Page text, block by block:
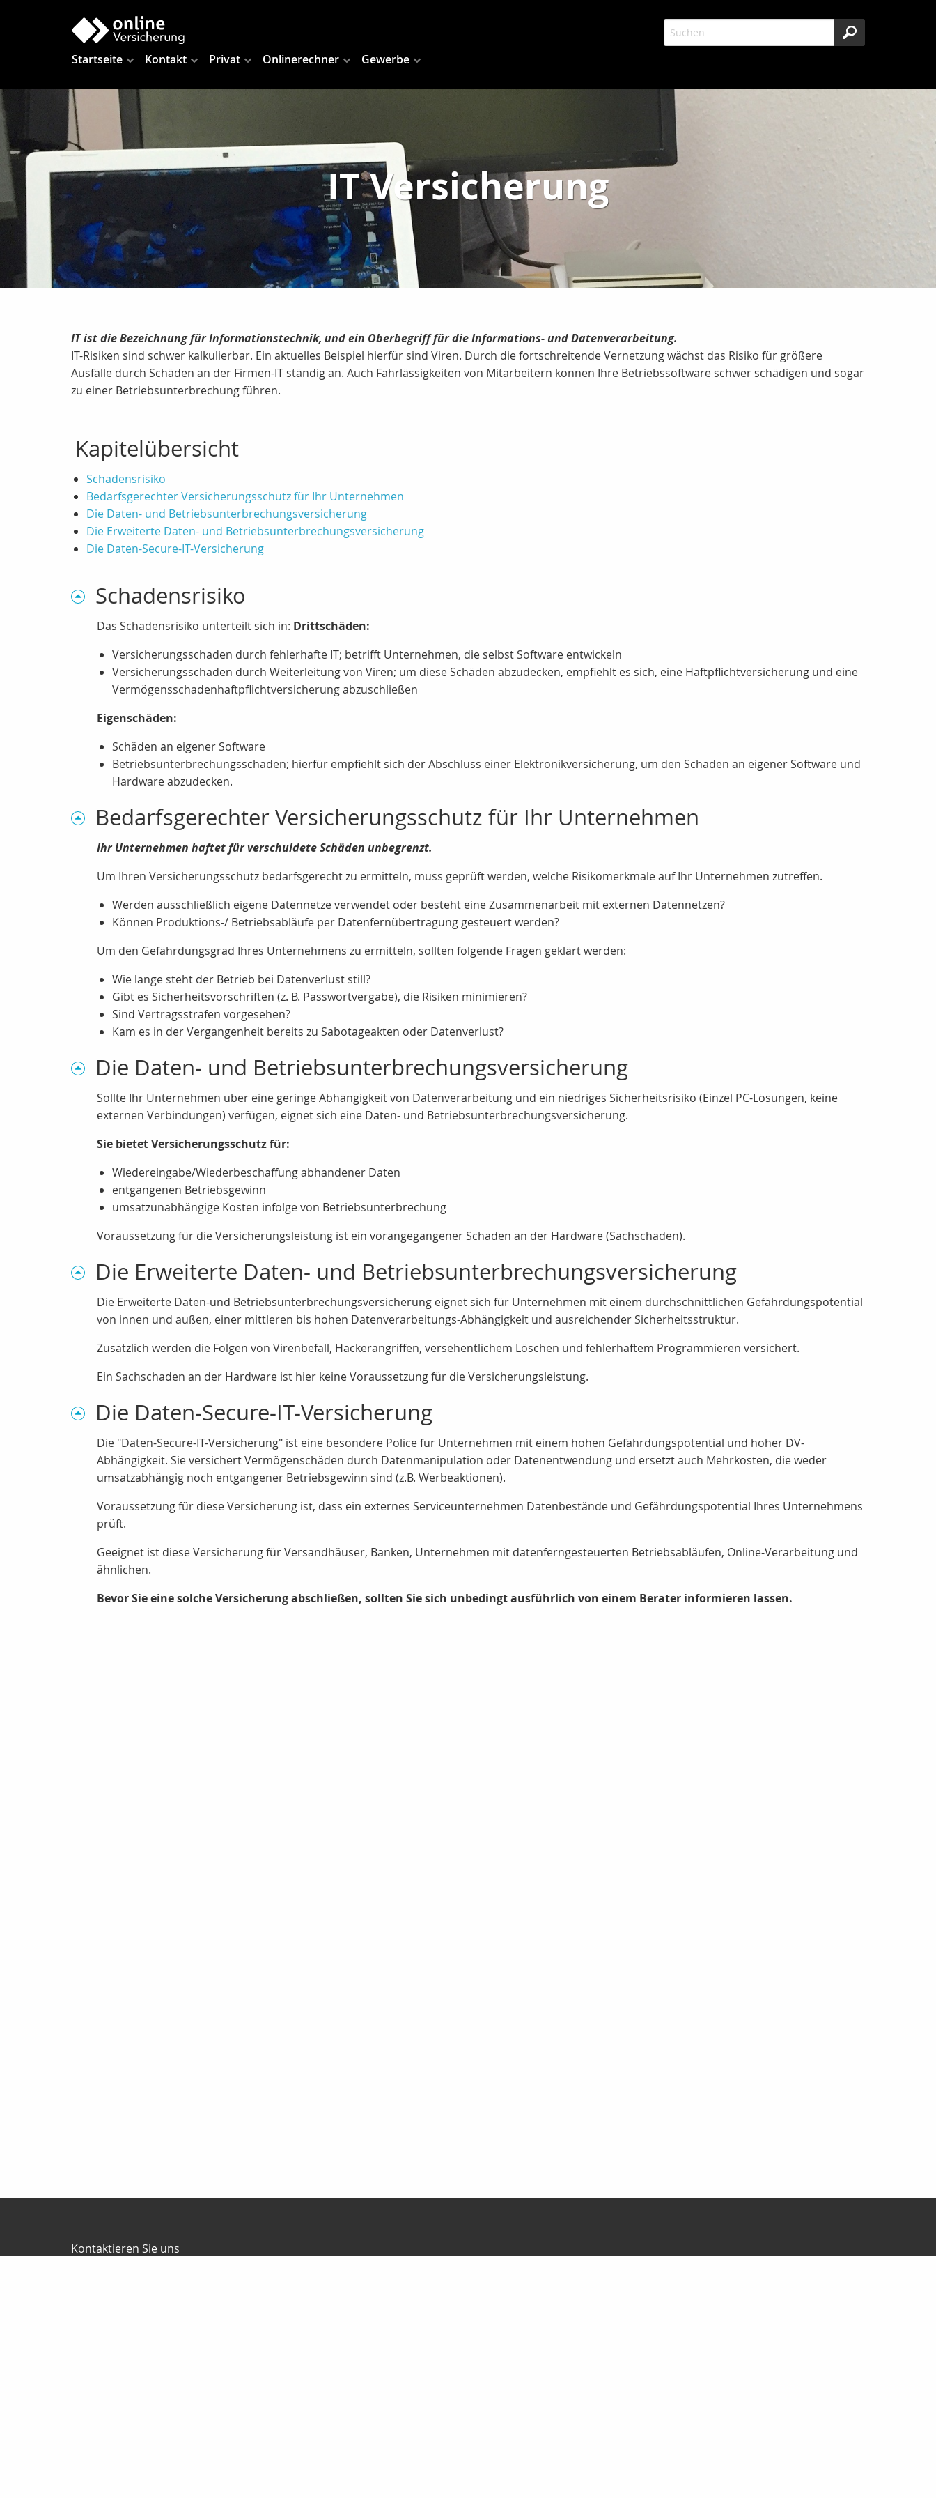
Startseite Kontakt Privat Onlinerechner Gewerbe
IT Versicherung
IT ist die Bezeichnung für Informationstechnik, und ein Oberbegriff für die Informations- und Datenverarbeitung.
IT-Risiken sind schwer kalkulierbar. Ein aktuelles Beispiel hierfür sind Viren. Durch die fortschreitende Vernetzung wächst das Risiko für größere
Ausfälle durch Schäden an der Firmen-IT ständig an. Auch Fahrlässigkeiten von Mitarbeitern können Ihre Betriebssoftware schwer schädigen und sogar
zu einer Betriebsunterbrechung führen.
Kapitelübersicht
Schadensrisiko
Bedarfsgerechter Versicherungsschutz für Ihr Unternehmen
Die Daten- und Betriebsunterbrechungsversicherung
Die Erweiterte Daten- und Betriebsunterbrechungsversicherung
Die Daten-Secure-IT-Versicherung
Schadensrisiko
Das Schadensrisiko unterteilt sich in: Drittschäden:
Versicherungsschaden durch fehlerhafte IT; betrifft Unternehmen, die selbst Software entwickeln
Versicherungsschaden durch Weiterleitung von Viren; um diese Schäden abzudecken, empfiehlt es sich, eine Haftpflichtversicherung und eine
Vermögensschadenhaftpflichtversicherung abzuschließen
Eigenschäden:
Schäden an eigener Software
Betriebsunterbrechungsschaden; hierfür empfiehlt sich der Abschluss einer Elektronikversicherung, um den Schaden an eigener Software und
Hardware abzudecken.
Bedarfsgerechter Versicherungsschutz für Ihr Unternehmen
Ihr Unternehmen haftet für verschuldete Schäden unbegrenzt.
Um Ihren Versicherungsschutz bedarfsgerecht zu ermitteln, muss geprüft werden, welche Risikomerkmale auf Ihr Unternehmen zutreffen.
Werden ausschließlich eigene Datennetze verwendet oder besteht eine Zusammenarbeit mit externen Datennetzen?
Können Produktions-/ Betriebsabläufe per Datenfernübertragung gesteuert werden?
Um den Gefährdungsgrad Ihres Unternehmens zu ermitteln, sollten folgende Fragen geklärt werden:
Wie lange steht der Betrieb bei Datenverlust still?
Gibt es Sicherheitsvorschriften (z. B. Passwortvergabe), die Risiken minimieren?
Sind Vertragsstrafen vorgesehen?
Kam es in der Vergangenheit bereits zu Sabotageakten oder Datenverlust?
Die Daten- und Betriebsunterbrechungsversicherung
Sollte Ihr Unternehmen über eine geringe Abhängigkeit von Datenverarbeitung und ein niedriges Sicherheitsrisiko (Einzel PC-Lösungen, keine
externen Verbindungen) verfügen, eignet sich eine Daten- und Betriebsunterbrechungsversicherung.
Sie bietet Versicherungsschutz für:
Wiedereingabe/Wiederbeschaffung abhandener Daten
entgangenen Betriebsgewinn
umsatzunabhängige Kosten infolge von Betriebsunterbrechung
Voraussetzung für die Versicherungsleistung ist ein vorangegangener Schaden an der Hardware (Sachschaden).
Die Erweiterte Daten- und Betriebsunterbrechungsversicherung
Die Erweiterte Daten-und Betriebsunterbrechungsversicherung eignet sich für Unternehmen mit einem durchschnittlichen Gefährdungspotential
von innen und außen, einer mittleren bis hohen Datenverarbeitungs-Abhängigkeit und ausreichender Sicherheitsstruktur.
Zusätzlich werden die Folgen von Virenbefall, Hackerangriffen, versehentlichem Löschen und fehlerhaftem Programmieren versichert.
Ein Sachschaden an der Hardware ist hier keine Voraussetzung für die Versicherungsleistung.
Die Daten-Secure-IT-Versicherung
Die "Daten-Secure-IT-Versicherung" ist eine besondere Police für Unternehmen mit einem hohen Gefährdungspotential und hoher DV-
Abhängigkeit. Sie versichert Vermögenschäden durch Datenmanipulation oder Datenentwendung und ersetzt auch Mehrkosten, die weder
umsatzabhängig noch entgangener Betriebsgewinn sind (z.B. Werbeaktionen).
Voraussetzung für diese Versicherung ist, dass ein externes Serviceunternehmen Datenbestände und Gefährdungspotential Ihres Unternehmens
prüft.
Geeignet ist diese Versicherung für Versandhäuser, Banken, Unternehmen mit datenferngesteuerten Betriebsabläufen, Online-Verarbeitung und
ähnlichen.
Bevor Sie eine solche Versicherung abschließen, sollten Sie sich unbedingt ausführlich von einem Berater informieren lassen.
Kontaktieren Sie uns